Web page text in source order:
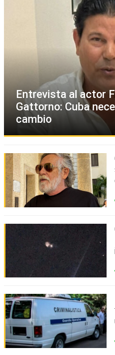
Entrevista al actor
Gattorno: Cuba
cambio